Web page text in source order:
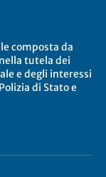
composta da
tutela dei
e degli interessi
di Stato e